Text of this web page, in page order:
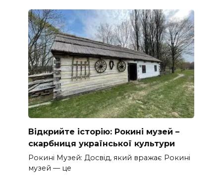
Відкрийте історію: Рокині музей –
скарбниця української культури
Рокині Музей: Досвід, який вражає Рокині
музей — це